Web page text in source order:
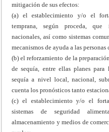
mitigación de sus efectos:
(a) el establecimiento y/o el
temprana, según proceda,
nacionales, así como sistemas
mecanismos de ayuda a las
(b) el reforzamiento de la
de sequía, entre ellas planes
sequía a nivel local, nacional,
cuenta los pronósticos tanto
(c) el establecimiento y/o el
sistemas de seguridad
almacenamiento y medios de